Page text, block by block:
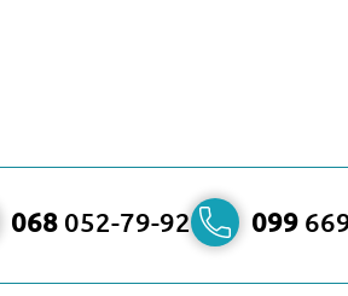
068 052-79-92 099